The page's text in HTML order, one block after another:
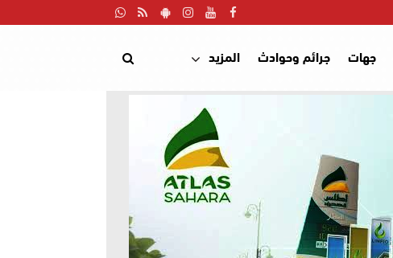
جهات جرائم وحوادث المزيد